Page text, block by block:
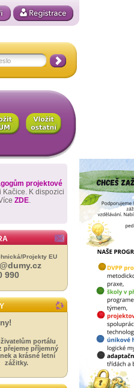
projektové
Kačice. K dispozici
ZDE.
Projekty EU
990
portálu
přejeme příjemný
a krásné letní
zážitky.